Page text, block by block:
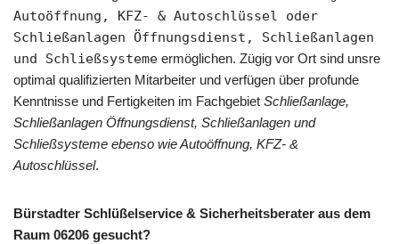
Autoöffnung, KFZ- & Autoschlüssel oder
Schließanlagen Öffnungsdienst, Schließanlagen
und Schließsysteme ermöglichen. Zügig vor Ort sind unsre
optimal qualifizierten Mitarbeiter und verfügen über profunde
Kenntnisse und Fertigkeiten im Fachgebiet Schließanlage,
Schließanlagen Öffnungsdienst, Schließanlagen und
Schließsysteme ebenso wie Autoöffnung, KFZ- &
Autoschlüssel.
Bürstadter Schlüßelservice & Sicherheitsberater aus dem
Raum 06206 gesucht?